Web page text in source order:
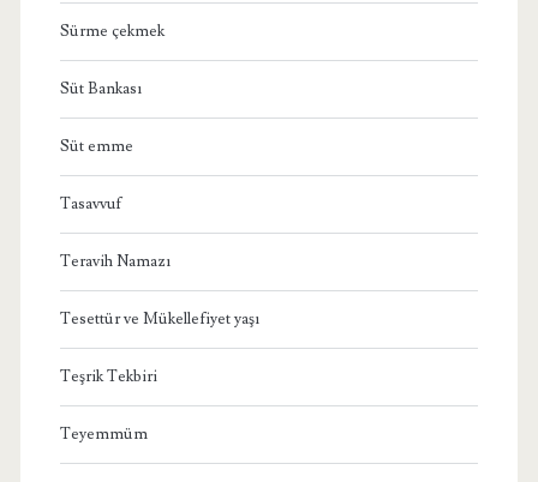
Sürme çekmek
Süt Bankası
Süt emme
Tasavvuf
Teravih Namazı
Tesettür ve Mükellefiyet yaşı
Teşrik Tekbiri
Teyemmüm